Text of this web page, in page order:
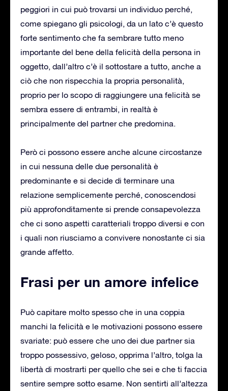
peggiori in cui può trovarsi un individuo perché,
come spiegano gli psicologi, da un lato c’è questo
forte sentimento che fa sembrare tutto meno
importante del bene della felicità della persona in
oggetto, dall’altro c’è il sottostare a tutto, anche a
ciò che non rispecchia la propria personalità,
proprio per lo scopo di raggiungere una felicità se
sembra essere di entrambi, in realtà è
principalmente del partner che predomina.
Però ci possono essere anche alcune circostanze
in cui nessuna delle due personalità è
predominante e si decide di terminare una
relazione semplicemente perché, conoscendosi
più approfonditamente si prende consapevolezza
che ci sono aspetti caratteriali troppo diversi e con
i quali non riusciamo a convivere nonostante ci sia
grande affetto.
Frasi per un amore infelice
Può capitare molto spesso che in una coppia
manchi la felicità e le motivazioni possono essere
svariate: può essere che uno dei due partner sia
troppo possessivo, geloso, opprima l’altro, tolga la
libertà di mostrarti per quello che sei e che ti faccia
sentire sempre sotto esame. Non sentirti all’altezza